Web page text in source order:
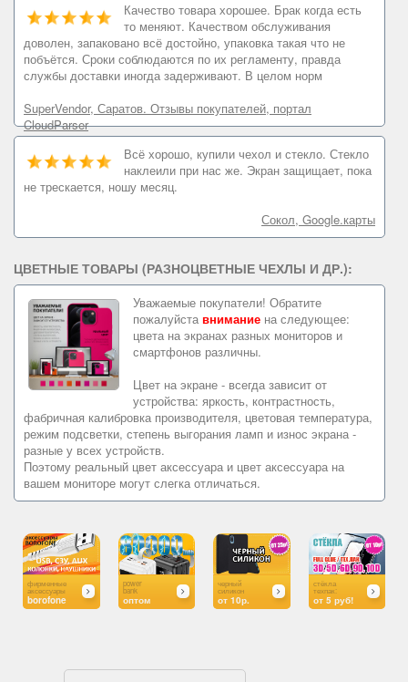
Качество товара хорошее. Брак когда есть
то меняют. Качеством обслуживания
доволен, запаковано всё достойно, упаковка такая что не
побъётся. Сроки соблюдаются по их регламенту, правда
службы доставки иногда задерживают. В целом норм
SuperVendor, Саратов. Отзывы покупателей, портал
CloudParser
Всё хорошо, купили чехол и стекло. Стекло
наклеили при нас же. Экран защищает, пока
не трескается, ношу месяц.
Сокол, Google.карты
ЦВЕТНЫЕ ТОВАРЫ (РАЗНОЦВЕТНЫЕ ЧЕХЛЫ И ДР.):
Уважаемые покупатели! Обратите
пожалуйста внимание на следующее:
цвета на экранах разных мониторов и
смартфонов различны.
Цвет на экране - всегда зависит от
устройства: яркость, контрастность,
фабричная калибровка производителя, цветовая температура,
режим подсветки, степень выгорания ламп и износ экрана -
разные у всех устройств.
Поэтому реальный цвет аксессуара и цвет аксессуара на
вашем мониторе могут слегка отличаться.
power
bank
оптом от 10р.
стёкла
техпак:
от 5 руб!
touch
от 20р.